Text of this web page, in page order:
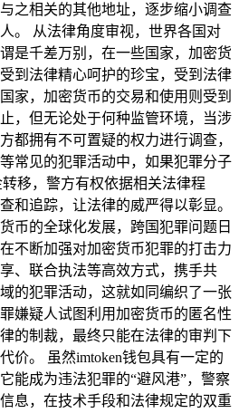
之相关的其他地址，逐步缩小调查
。 从法律角度审视，世界各国对
是千差万别，在一些国家，加密货
到法律精心呵护的珍宝，受到法律
家，加密货币的交易和使用则受到
，但无论处于何种监管环境，当涉
都拥有不可置疑的权力进行调查，
常见的犯罪活动中，如果犯罪分子
移，警方有权依据相关法律程
和追踪，让法律的威严得以彰显。
币的全球化发展，跨国犯罪问题日
不断加强对加密货币犯罪的打击力
、联合执法等高效方式，携手共
的犯罪活动，这就如同编织了一张
嫌疑人试图利用加密货币的匿名性
的制裁，最终只能在法律的审判下
价。 虽然imtoken钱包具有一定的
能成为违法犯罪的“避风港”，警察
息，在技术手段和法律规定的双重